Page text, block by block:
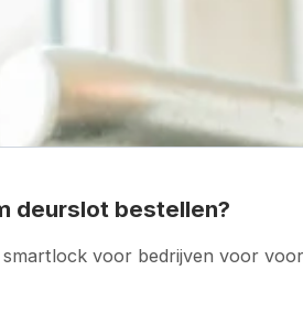
deurslot bestellen?
voor bedrijven voor